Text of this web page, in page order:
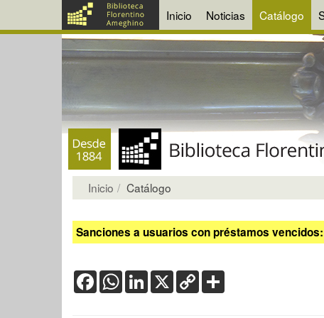
Inicio Noticias Catálogo
Inicio Catálogo
Sanciones a usuarios con préstamos
FacebookWhatsApp
LinkedIn
X Copy
Link